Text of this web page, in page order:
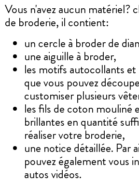
Vous n'avez aucun matériel?
de broderie, il contient:
un cercle à broder de
une aiguille à broder,
les motifs autocollants
que vous pouvez
customiser plusieurs
les fils de coton mouliné
brillantes en quantité
réaliser votre broderie,
une notice détaillée. Par
pouvez également vous
autos vidéos.